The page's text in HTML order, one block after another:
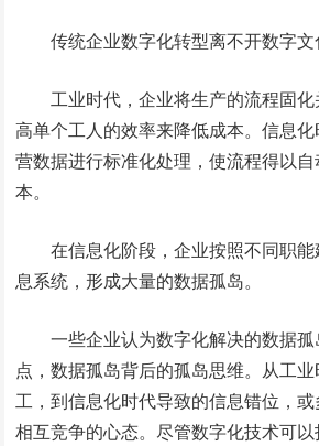
传统企业数字化转型离不开数字文
工业时代，企业将生产的流程固
高单个工人的效率来降低成本。信息
营数据进行标准化处理，使流程得以
本。
在信息化阶段，企业按照不同职
息系统，形成大量的数据孤岛。
一些企业认为数字化解决的数据
点，数据孤岛背后的孤岛思维。从工
工，到信息化时代导致的信息错位，
相互竞争的心态。尽管数字化技术可